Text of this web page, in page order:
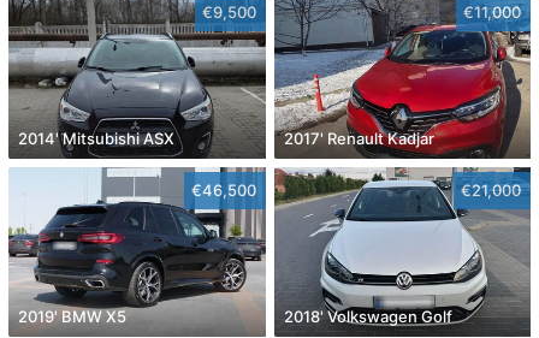
€9,500
2014' Mitsubishi ASX
€11,000
2017' Renault Kadjar
€46,500
2019' BMW X5
€21,000
2018' Volkswagen Golf